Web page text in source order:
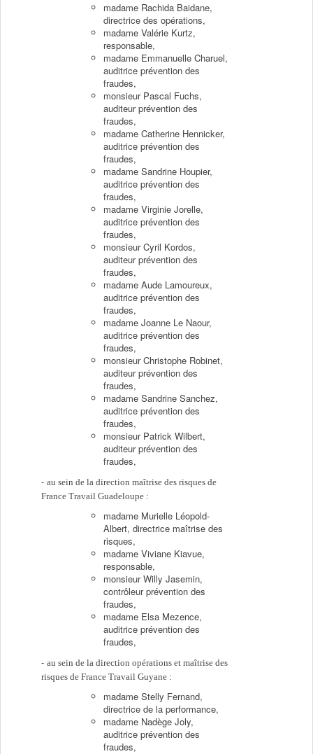
madame Rachida Baidane,
directrice des opérations,
madame Valérie Kurtz,
responsable,
madame Emmanuelle Charuel,
auditrice prévention des
fraudes,
monsieur Pascal Fuchs,
auditeur prévention des
fraudes,
madame Catherine Hennicker,
auditrice prévention des
fraudes,
madame Sandrine Houpier,
auditrice prévention des
fraudes,
madame Virginie Jorelle,
auditrice prévention des
fraudes,
monsieur Cyril Kordos,
auditeur prévention des
fraudes,
madame Aude Lamoureux,
auditrice prévention des
fraudes,
madame Joanne Le Naour,
auditrice prévention des
fraudes,
monsieur Christophe Robinet,
auditeur prévention des
fraudes,
madame Sandrine Sanchez,
auditrice prévention des
fraudes,
monsieur Patrick Wilbert,
auditeur prévention des
fraudes,
au sein de la direction maîtrise des risques de
France Travail Guadeloupe :
madame Murielle Léopold-
Albert, directrice maîtrise des
risques,
madame Viviane Kiavue,
responsable,
monsieur Willy Jasemin,
contrôleur prévention des
fraudes,
madame Elsa Mezence,
auditrice prévention des
fraudes,
au sein de la direction opérations et maîtrise des
risques de France Travail Guyane :
madame Stelly Fernand,
directrice de la performance,
madame Nadège Joly,
auditrice prévention des
fraudes,